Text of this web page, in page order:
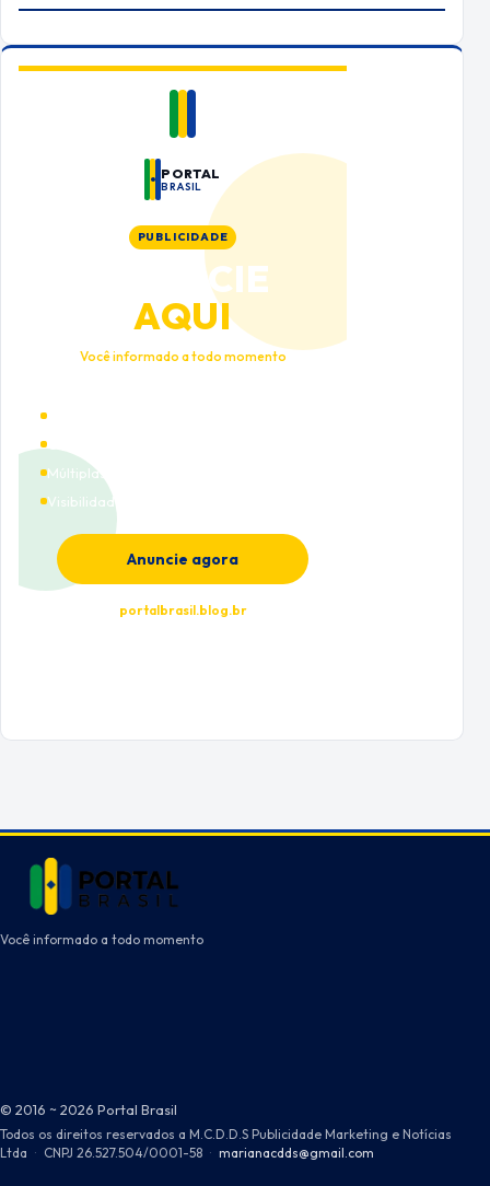
PORTAL
BRASIL
PUBLICIDADE
ANUNCIE
AQUI
Você informado a todo momento
Cobertura nacional
Múltiplas categorias
Visibilidade premium
Anuncie agora
portalbrasil.blog.br
Você informado a todo momento
© 2016 ~ 2026 Portal Brasil
Todos os direitos reservados a M.C.D.D.S Publicidade Marketing e Notícias
Ltda · CNPJ 26.527.504/0001-58 · marianacdds@gmail.com